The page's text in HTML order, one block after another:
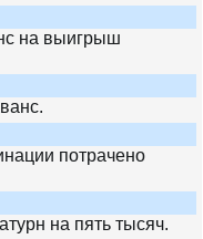
на выигрыш
потрачено
на пять тысяч.